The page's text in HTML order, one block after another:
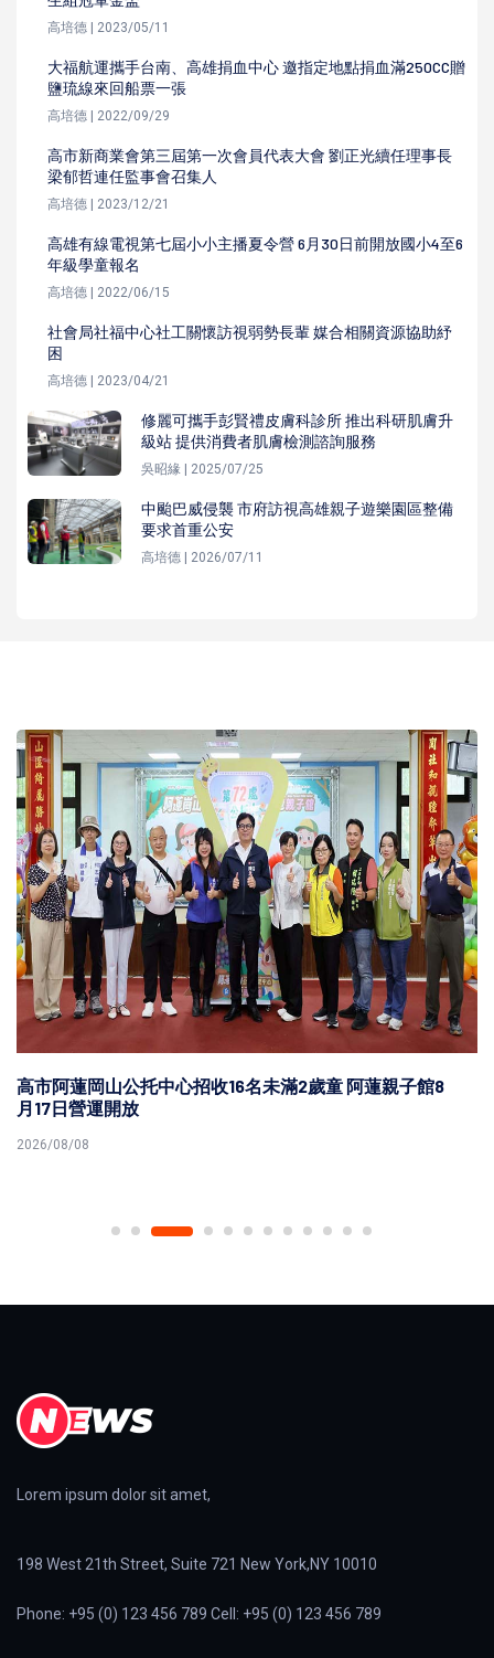
高培德 | 2023/05/11
大福航運攜手台南、高雄捐血中心 邀指定地點捐血滿250CC贈
鹽琉線來回船票一張
高培德 | 2022/09/29
高市新商業會第三屆第一次會員代表大會 劉正光續任理事長
梁郁哲連任監事會召集人
高培德 | 2023/12/21
高雄有線電視第七屆小小主播夏令營 6月30日前開放國小4至6
年級學童報名
高培德 | 2022/06/15
社會局社福中心社工關懷訪視弱勢長輩 媒合相關資源協助紓
困
高培德 | 2023/04/21
修麗可攜手彭賢禮皮膚科診所 推出科研肌膚升
級站 提供消費者肌膚檢測諮詢服務
吳昭緣 | 2025/07/25
中颱巴威侵襲 市府訪視高雄親子遊樂園區整備
要求首重公安
高培德 | 2026/07/11
高市阿蓮岡山公托中心招收16名未滿2歲童 阿蓮親子館8
月17日營運開放
2026/08/08
Lorem ipsum dolor sit amet,
198 West 21th Street, Suite 721 New York,NY 10010
Phone: +95 (0) 123 456 789 Cell: +95 (0) 123 456 789